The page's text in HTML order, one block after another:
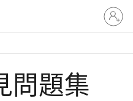
登
入
您
問題集